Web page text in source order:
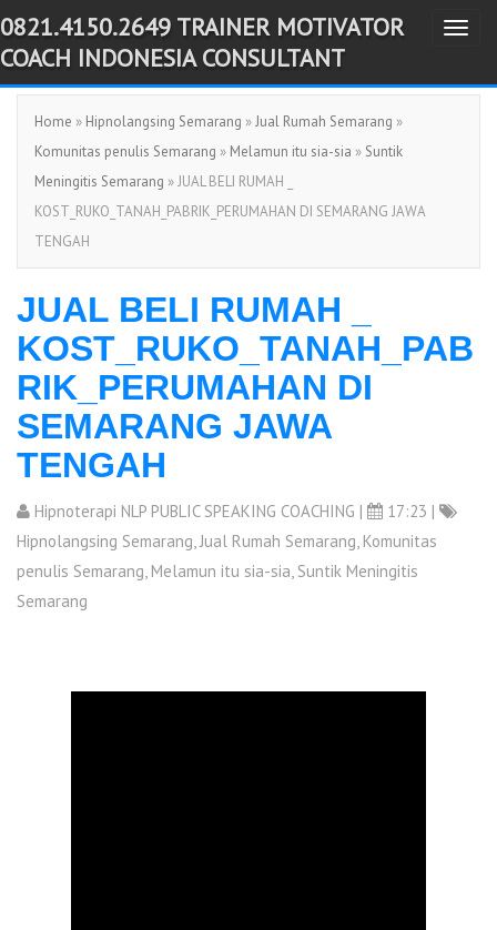
-->
T
g
v
g
a
0821.4150.2649 TRAINER MOTIVATOR
COACH INDONESIA CONSULTANT
Home » Hipnolangsing Semarang »Jual Rumah Semarang »
Komunitas penulis Semarang » Melamun itu sia-sia » Suntik
Meningitis Semarang » JUAL BELI RUMAH _
KOST_RUKO_TANAH_PABRIK_PERUMAHAN DI SEMARANG JAWA
TENGAH
JUAL BELI RUMAH _
KOST_RUKO_TANAH_PAB
RIK_PERUMAHAN DI
SEMARANG JAWA
TENGAH
Hipnoterapi NLP PUBLIC SPEAKING COACHING |
17:23 |
Hipnolangsing Semarang,Jual Rumah Semarang, Komunitas
penulis Semarang, Melamun itu sia-sia, Suntik Meningitis
Semarang